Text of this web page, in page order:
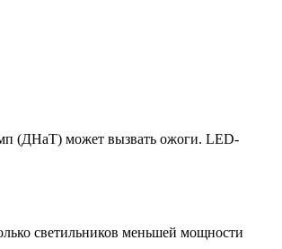
(ДНаТ) может вызвать ожоги. LED-
светильников меньшей мощности